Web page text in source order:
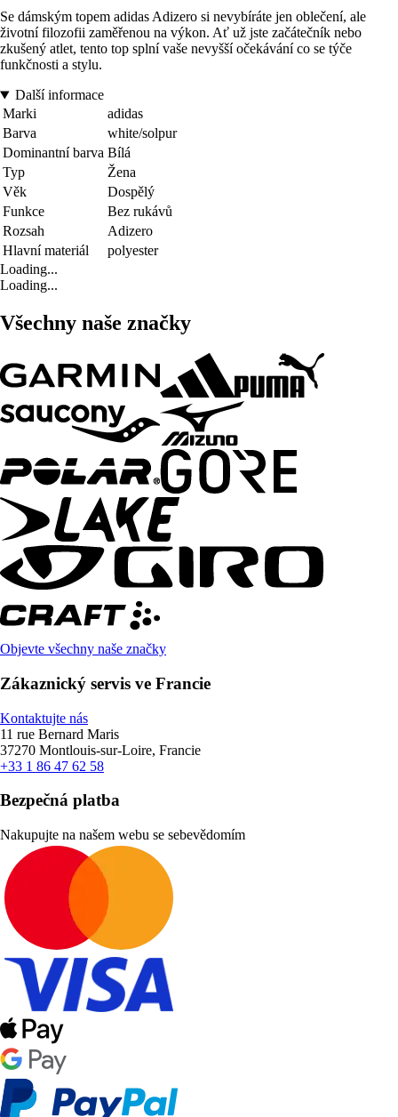
Se dámským topem adidas Adizero si nevybíráte jen oblečení, ale
životní filozofii zaměřenou na výkon. Ať už jste začátečník nebo
zkušený atlet, tento top splní vaše nevyšší očekávání co se týče
funkčnosti a stylu.
Další informace
Marki
adidas
Barva
white/solpur
Dominantní barva Bílá
Typ
Žena
Věk
Dospělý
Funkce
Bez rukávů
Rozsah
Adizero
Hlavní materiál
polyester
Loading...
Loading...
Všechny naše značky
Objevte všechny naše značky
Zákaznický servis ve Francie
Kontaktujte nás
11 rue Bernard Maris
37270 Montlouis-sur-Loire, Francie
+33 1 86 47 62 58
Bezpečná platba
Nakupujte na našem webu se sebevědomím